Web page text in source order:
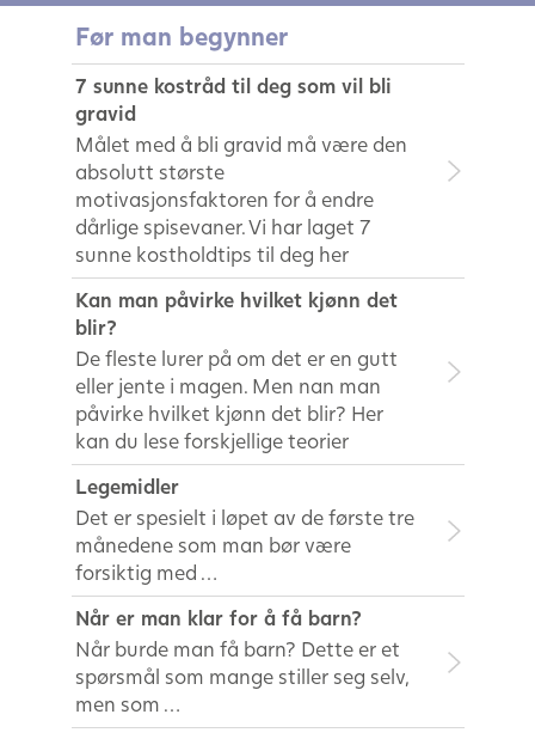
Før man begynner
7 sunne kostråd til deg som vil bli
gravid
Målet med å bli gravid må være den
absolutt største
motivasjonsfaktoren for å endre
dårlige spisevaner. Vi har laget 7
sunne kostholdtips til deg her
Kan man påvirke hvilket kjønn det
blir?
De fleste lurer på om det er en gutt
eller jente i magen. Men nan man
påvirke hvilket kjønn det blir? Her
kan du lese forskjellige teorier
Legemidler
Det er spesielt i løpet av de første tre
månedene som man bør være
forsiktig med …
Når er man klar for å få barn?
Når burde man få barn? Dette er et
spørsmål som mange stiller seg selv,
men som …